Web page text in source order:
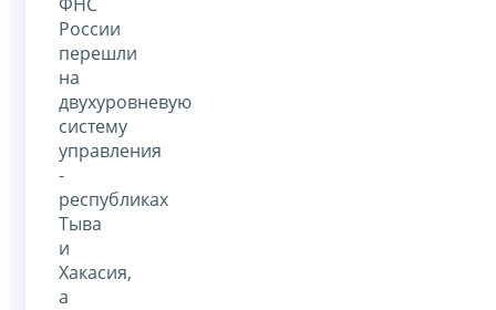
России
перешли
на
двухуровневую
систему
управления
-
республиках
Тыва
и
Хакасия,
а